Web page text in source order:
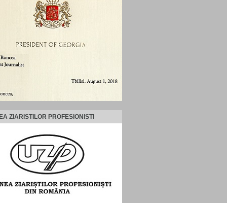
ZIARISTILOR PROFESIONISTI